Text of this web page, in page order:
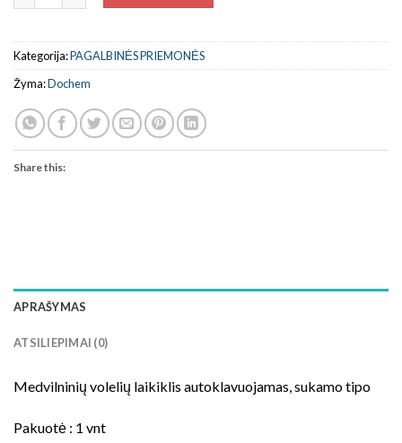
Kategorija:PAGALBINĖS PRIEMONĖS
Žyma:Dochem
Share this:
APRAŠYMAS
ATSILIEPIMAI (0)
Medvilninių volelių laikiklis autoklavuojamas, sukamo tipo
Pakuotė : 1 vnt